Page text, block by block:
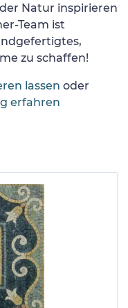
Natur inspirieren
Team ist
zu schaffen!
lassen oder
erfahren